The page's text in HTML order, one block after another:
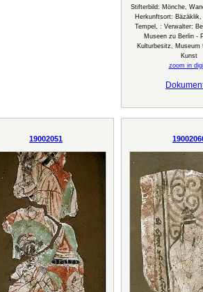
Stifterbild: Mönche,
Herkunftsort: Bäzäklik,
Tempel, : Verwalter:
Museen zu Berlin -
Kulturbesitz, Museum
Kunst
zoom in
19002051